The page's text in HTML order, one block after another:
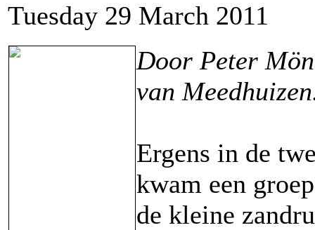
Tuesday 29 March 2011
Door Peter
van
Ergens in de
kwam een
de kleine